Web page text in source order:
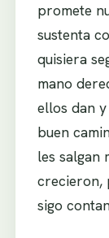
promete
sustenta
quisiera
mano
ellos dan
buen
les salgan
crecieron,
sigo